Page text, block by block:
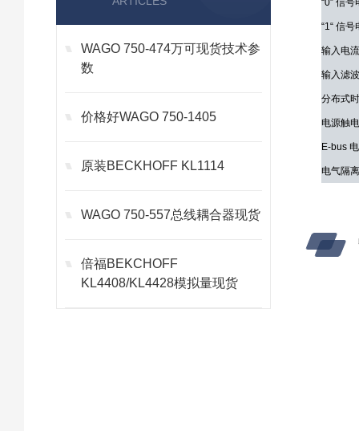
WAGO 750-474万可现货技术参
数
价格好WAGO 750-1405
原装BECKHOFF KL1114
WAGO 750-557总线耦合器现货
倍福BEKCHOFF
KL4408/KL4428模拟量现货
“0” 信号
“1“ 信号
输入电
输入滤
分布式
电源触
E-bus
电气隔